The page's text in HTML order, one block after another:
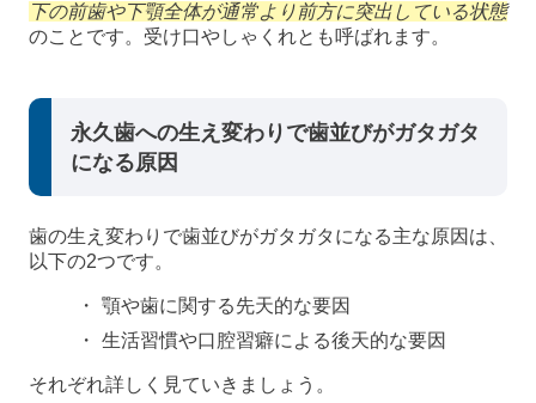
下の前歯や下顎全体が通常より前方に突出している状態
のことです。受け口やしゃくれとも呼ばれます。
永久歯への生え変わりで歯並びがガタガタ
になる原因
歯の生え変わりで歯並びがガタガタになる主な原因は、
以下の2つです。
顎や歯に関する先天的な要因
生活習慣や口腔習癖による後天的な要因
それぞれ詳しく見ていきましょう。